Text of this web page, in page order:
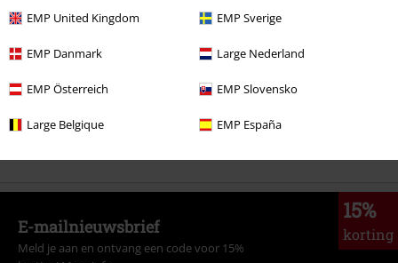
EMP United Kingdom EMP Sverige
EMP Danmark Large Nederland
EMP Österreich EMP Slovensko
Large Belgique EMP España
Stijlen Funmerch Funshirts voor mannen
Stijlen Funmerch Animals
Sale % Mannen T-shirts en tops
Nieuw Kleding T-shirts
15%
korting
E-mailnieuwsbrief
Meld je aan en ontvang een code voor 15%